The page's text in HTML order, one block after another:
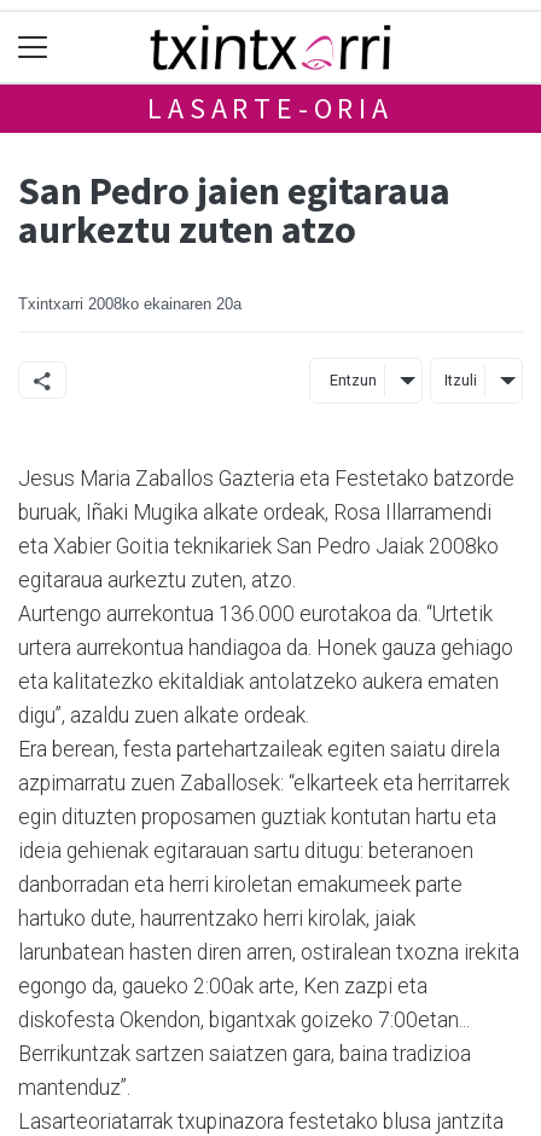
LASARTE-ORIA
San Pedro jaien egitaraua
aurkeztu zuten atzo
Txintxarri 2008ko ekainaren 20a
Entzun Itzuli
Jesus Maria Zaballos Gazteria eta Festetako batzorde
buruak, Iñaki Mugika alkate ordeak, Rosa Illarramendi
eta Xabier Goitia teknikariek San Pedro Jaiak 2008ko
egitaraua aurkeztu zuten, atzo.
Aurtengo aurrekontua 136.000 eurotakoa da. “Urtetik
urtera aurrekontua handiagoa da. Honek gauza gehiago
eta kalitatezko ekitaldiak antolatzeko aukera ematen
digu”, azaldu zuen alkate ordeak.
Era berean, festa partehartzaileak egiten saiatu direla
azpimarratu zuen Zaballosek: “elkarteek eta herritarrek
egin dituzten proposamen guztiak kontutan hartu eta
ideia gehienak egitarauan sartu ditugu: beteranoen
danborradan eta herri kiroletan emakumeek parte
hartuko dute, haurrentzako herri kirolak, jaiak
larunbatean hasten diren arren, ostiralean txozna irekita
egongo da, gaueko 2:00ak arte, Ken zazpi eta
diskofesta Okendon, bigantxak goizeko 7:00etan...
Berrikuntzak sartzen saiatzen gara, baina tradizioa
mantenduz”.
Lasarteoriatarrak txupinazora festetako blusa jantzita